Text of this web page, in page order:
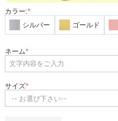
カラー:*
シルバー
ゴールド
ネーム*
サイズ*
-- お選び下さい--